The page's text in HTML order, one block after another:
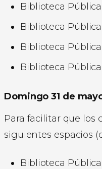
Biblioteca
Biblioteca
Biblioteca
Biblioteca
Domingo 31 de
Para facilitar que los
siguientes espacios
Biblioteca